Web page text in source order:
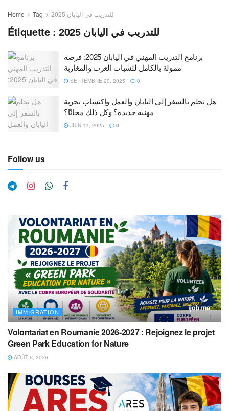
Home Tag للتدريب في اليابان 2025
Étiquette : للتدريب في اليابان 2025
برنامج التدريب المهني في اليابان 2025: فرصة
ممولة بالكامل للشباب العرب والمغاربة
SEPTEMBRE 20, 2025 0
هل تحلم بالسفر إلى اليابان والعمل واكتساب تجربة
مهنية جديدة؟ وكل ذلك مجانًا؟
JUIN 11, 2025 0
Follow us
IMMIGRATION
Volontariat en Roumanie 2026-2027 : Rejoignez le projet
Green Park Education for Nature
AOÛT 6, 2026